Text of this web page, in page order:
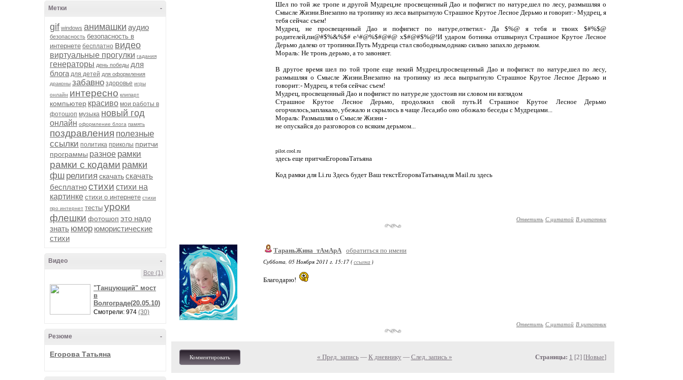
-
Метки
gif windows анимашки аудио
безопасность безопасность в
интернете бесплатно видео
виртуальные прогулки гадания
генераторы день победы для
блога для детей для оформления
драконы забавно здоровье игры
онлайн интересно клипарт
компьютер красиво мои работы в
фотошоп музыка новый год
онлайн оформление блога память
поздравления полезные
ссылки политика приколы притчи
программы разное рамки
рамки с кодами рамки
фш религия скачатьскачать
бесплатностихи стихи на
картинке стихи о интернете стихи
про интернет тесты уроки
флешки фотошоп это надо
знать юмор юмористические
стихи
-
Видео
Все (1)
"Танцующий" мост
в
Волгограде(20.05.10)
Смотрели: 974 (30)
-
Резюме
Егорова Татьяна
Шел по той же тропе и другой Мудрец,не просвещенный Дао и пофигист по натуре,шел по лесу, размышляя о
Смысле Жизни.Внезапно на тропинку из леса выпрыгнуло Страшное Крутое Лесное Дерьмо и говорит:- Мудрец, я
тебя сейчас съем!
Мудрец, не просвещенный Дао и пофигист по натуре,ответил:- Да $%@ я тебя и твоих $#%$@
родителей,пи@#$%&%$# е^#@%$#@#@ х$#@#$%@!И ударом ботинка отшвырнул Страшное Крутое Лесное
Дерьмо далеко от тропинки.Путь Мудреца стал свободным,однако сильно запахло дерьмом.
Мораль: Hе тронь дерьмо, а то завоняет.
В другое время шел по той тропе еще некий Мудрец,просвещенный Дао и пофигист по натуре,шел по лесу,
размышляя о Смысле Жизни.Внезапно на тропинку из леса выпрыгнуло Страшное Крутое Лесное Дерьмо и
говорит:- Мудрец, я тебя сейчас съем!
Мудрец, просвещенный Дао и пофигист по натуре,не удостоив ни словом ни взглядом
Страшное Крутое Лесное Дерьмо, продолжил свой путь.И Страшное Крутое Лесное Дерьмо
огорчилось,заплакало, убежало и скрылось в чаще Леса,ибо оно обожало беседы с Мудрецами...
Мораль: Размышляя о Смысле Жизни -
не опускайся до разговоров со всяким дерьмом...
pilot.cool.ru
здесь еще притчиЕгороваТатьяна
Код рамки для Li.ru Здесь будет Ваш текстЕгороваТатьянадля Mail.ru здесь
Ответить С цитатой В цитатник
ТараньЖина_тАмАрА обратиться по имени
Суббота, 05 Ноября 2011 г. 15:17 (ссылка )
Благодарю!
Ответить С цитатой В цитатник
Комментировать « Пред. запись— К дневнику — След. запись » Страницы: 1 [2] [Новые]